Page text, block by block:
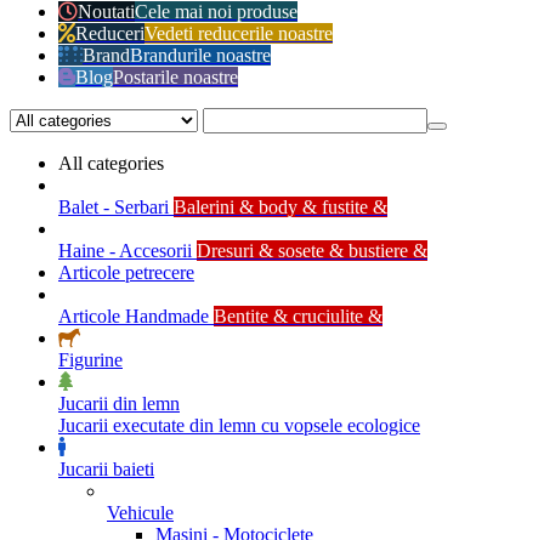
NoutatiCele mai noi produse
ReduceriVedeti reducerile noastre
BrandBrandurile noastre
BlogPostarile noastre
All categories
Balet - Serbari Balerini & body & fustite &
Haine - Accesorii Dresuri & sosete & bustiere &
Articole petrecere
Articole Handmade Bentite & cruciulite &
Figurine
Jucarii din lemn
Jucarii executate din lemn cu vopsele ecologice
Jucarii baieti
Vehicule
Masini - Motociclete